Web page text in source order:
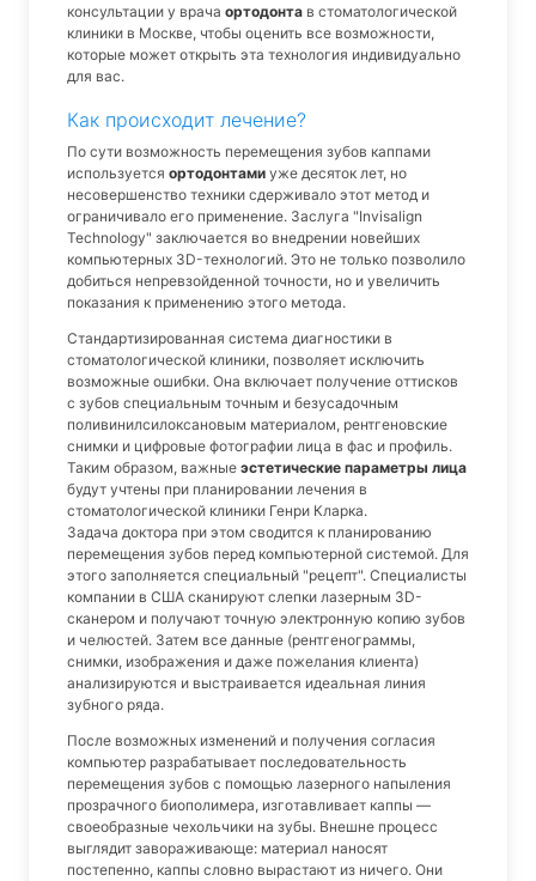
консультации у врача ортодонта в стоматологической
клиники в Москве, чтобы оценить все возможности,
которые может открыть эта технология индивидуально
для вас.
Как происходит лечение?
По сути возможность перемещения зубов каппами
используется ортодонтами уже десяток лет, но
несовершенство техники сдерживало этот метод и
ограничивало его применение. Заслуга "Invisalign
Technology" заключается во внедрении новейших
компьютерных 3D-технологий. Это не только позволило
добиться непревзойденной точности, но и увеличить
показания к применению этого метода.
Стандартизированная система диагностики в
стоматологической клиники, позволяет исключить
возможные ошибки. Она включает получение оттисков
с зубов специальным точным и безусадочным
поливинилсилоксановым материалом, рентгеновские
снимки и цифровые фотографии лица в фас и профиль.
Таким образом, важные эстетические параметры лица
будут учтены при планировании лечения в
стоматологической клиники Генри Кларка.
Задача доктора при этом сводится к планированию
перемещения зубов перед компьютерной системой. Для
этого заполняется специальный "рецепт". Специалисты
компании в США сканируют слепки лазерным 3D-
сканером и получают точную электронную копию зубов
и челюстей. Затем все данные (рентгенограммы,
снимки, изображения и даже пожелания клиента)
анализируются и выстраивается идеальная линия
зубного ряда.
После возможных изменений и получения согласия
компьютер разрабатывает последовательность
перемещения зубов с помощью лазерного напыления
прозрачного биополимера, изготавливает каппы —
своеобразные чехольчики на зубы. Внешне процесс
выглядит завораживающе: материал наносят
постепенно, каппы словно вырастают из ничего. Они